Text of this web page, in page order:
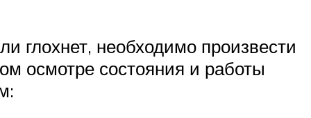
глохнет, необходимо произвести
осмотре состояния и работы